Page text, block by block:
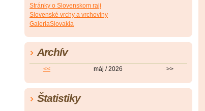
Stránky o Slovenskom raji
Slovenské vrchy a vrchoviny
GaleriaSlovakia
Archív
<< máj / 2026 >>
Štatistiky